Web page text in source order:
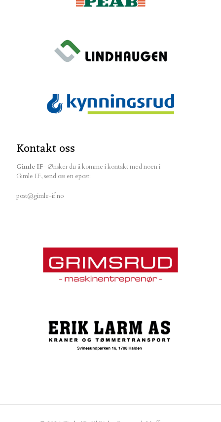
Kontakt oss
Gimle IF- Ønsker du å komme i kontakt med noen i
Gimle IF, send oss en epost:
post@gimle-if.no